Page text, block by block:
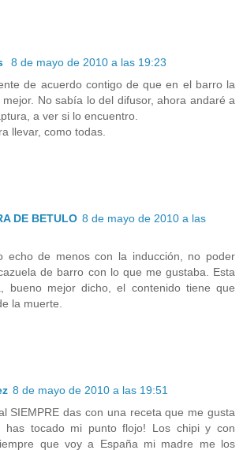
8 de mayo de 2010 a las 19:23
de acuerdo contigo de que en el barro la
No sabía lo del difusor, ahora andaré a
a ver si lo encuentro.
llevar, como todas.
DE BETULO 8 de mayo de 2010 a las
echo de menos con la inducción, no poder
de barro con lo que me gustaba. Esta
bueno mejor dicho, el contenido tiene que
la muerte.
8 de mayo de 2010 a las 19:51
SIEMPRE das con una receta que me gusta
has tocado mi punto flojo! Los chipi y con
que voy a España mi madre me los